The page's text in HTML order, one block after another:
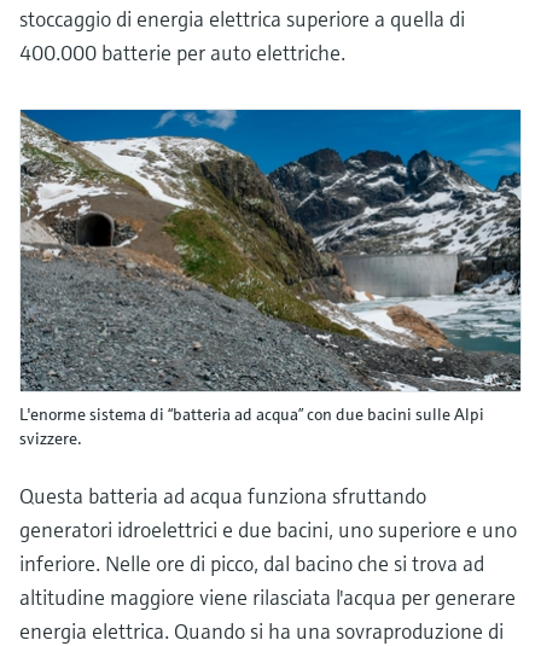
stoccaggio di energia elettrica superiore a quella di
400.000 batterie per auto elettriche.
L'enorme sistema di “batteria ad acqua” con due bacini sulle Alpi
svizzere.
Questa batteria ad acqua funziona sfruttando
generatori idroelettrici e due bacini, uno superiore e uno
inferiore. Nelle ore di picco, dal bacino che si trova ad
altitudine maggiore viene rilasciata l'acqua per generare
energia elettrica. Quando si ha una sovraproduzione di